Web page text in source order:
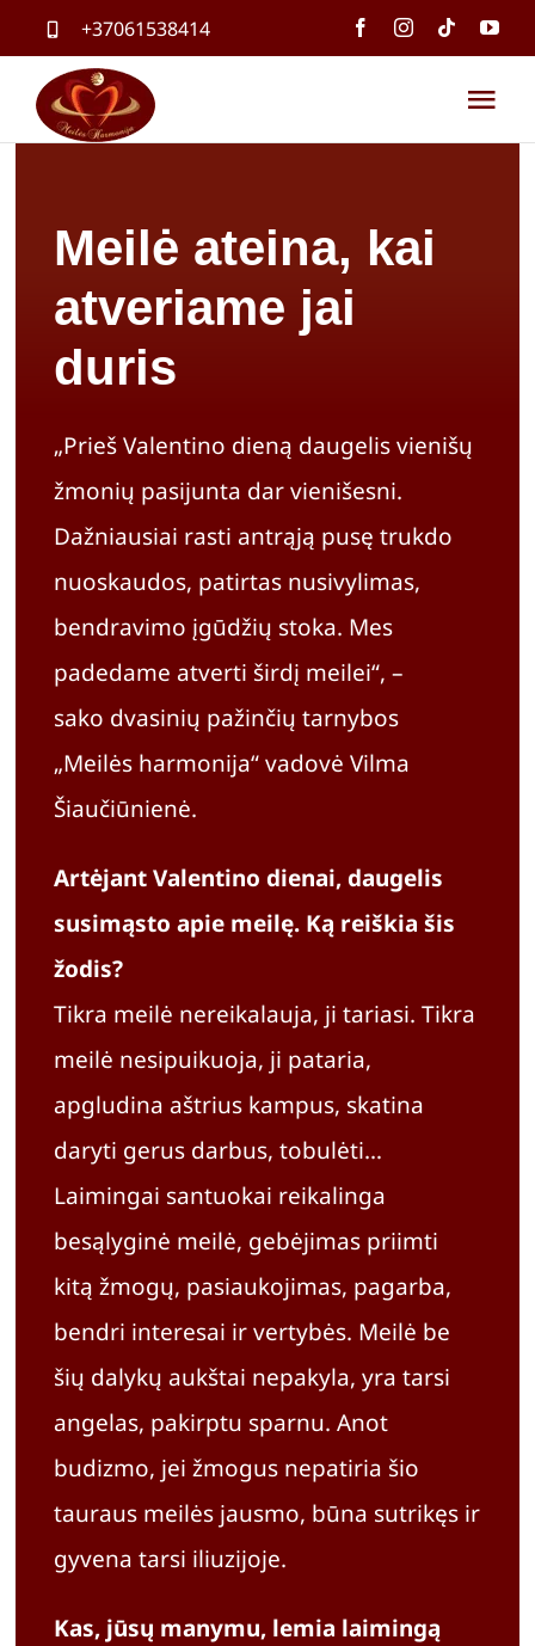
to
content
+37061538414
Meilė ateina, kai
atveriame jai
duris
„Prieš Valentino dieną daugelis vienišų
žmonių pasijunta dar vienišesni.
Dažniausiai rasti antrąją pusę trukdo
nuoskaudos, patirtas nusivylimas,
bendravimo įgūdžių stoka. Mes
padedame atverti širdį meilei“, –
sako dvasinių pažinčių tarnybos
„Meilės harmonija“ vadovė Vilma
Šiaučiūnienė.
Artėjant Valentino dienai, daugelis
susimąsto apie meilę. Ką reiškia šis
žodis?
Tikra meilė nereikalauja, ji tariasi. Tikra
meilė nesipuikuoja, ji pataria,
apgludina aštrius kampus, skatina
daryti gerus darbus, tobulėti…
Laimingai santuokai reikalinga
besąlyginė meilė, gebėjimas priimti
kitą žmogų, pasiaukojimas, pagarba,
bendri interesai ir vertybės. Meilė be
šių dalykų aukštai nepakyla, yra tarsi
angelas, pakirptu sparnu. Anot
budizmo, jei žmogus nepatiria šio
tauraus meilės jausmo, būna sutrikęs ir
gyvena tarsi iliuzijoje.
Kas, jūsų manymu, lemia laimingą